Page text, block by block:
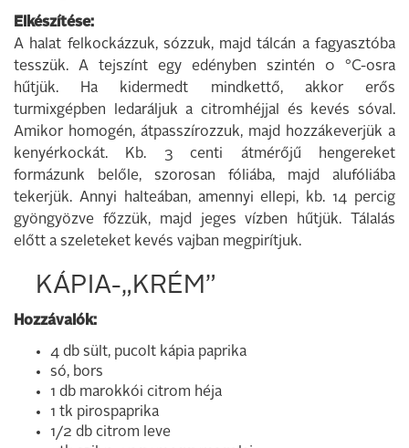
Elkészítése:
A halat felkockázzuk, sózzuk, majd tálcán a fagyasztóba
tesszük. A tejszínt egy edényben szintén 0 °C-osra
hűtjük. Ha kidermedt mindkettő, akkor erős
turmixgépben ledaráljuk a citromhéjjal és kevés sóval.
Amikor homogén, átpasszírozzuk, majd hozzákeverjük a
kenyérkockát. Kb. 3 centi átmérőjű hengereket
formázunk belőle, szorosan fóliába, majd alufóliába
tekerjük. Annyi halteában, amennyi ellepi, kb. 14 percig
gyöngyözve főzzük, majd jeges vízben hűtjük. Tálalás
előtt a szeleteket kevés vajban megpirítjuk.
KÁPIA-„KRÉM”
Hozzávalók:
4 db sült, pucolt kápia paprika
só, bors
1 db marokkói citrom héja
1 tk pirospaprika
1/2 db citrom leve